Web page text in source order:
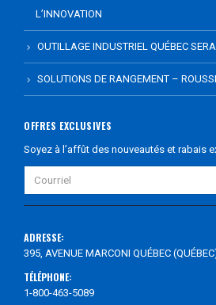
L’INNOVATION
OUTILLAGE INDUSTRIEL QUÉBEC
SOLUTIONS DE RANGEMENT –
OFFRES EXCLUSIVES
Soyez à l’affût des nouveautés et rabais
ADRESSE:
395, AVENUE MARCONI QUÉBEC
TÉLÉPHONE:
1-800-463-5089